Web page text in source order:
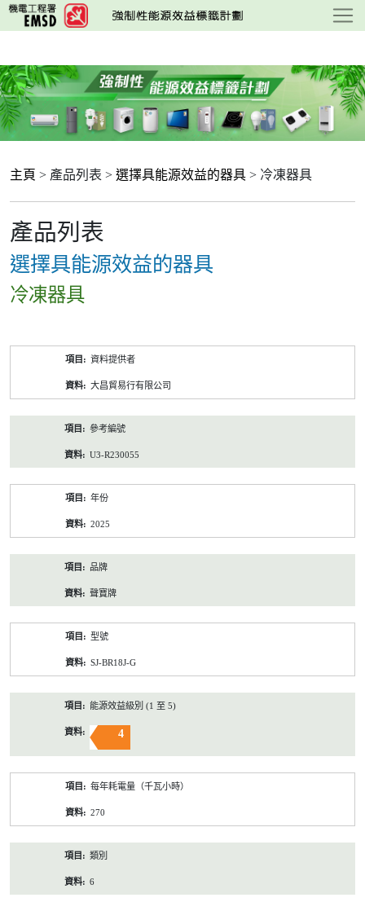
跳
至
要
內
容
主頁 > 產品列表 > 選擇具能源效益的器具 > 冷凍器具
產品列表
選擇具能源效益的器具
冷凍器具
資料提供者
大昌貿易行有限公司
參考編號
U3-R230055
年份
2025
品牌
聲寶牌
型號
SJ-BR18J-G
能源效益級別 (1 至 5)
4
每年耗電量（千瓦小時）
270
類別
6